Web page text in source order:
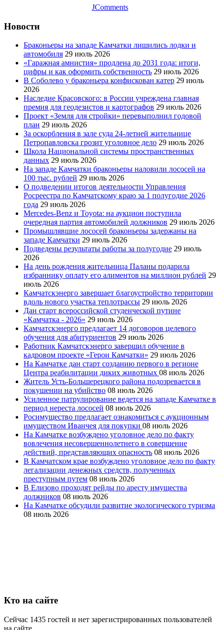
JComments
Новости
Браконьеры на западе Камчатки лишились лодки и
автомобиля 29 июль 2026
«Гаражная амнистия» продлена до 2031 года: итоги,
цифры и как оформить собственность 29 июль 2026
В Соболево у браконьера конфискован катер 29 июль
2026
Наследие Красовского: в России учреждена главная
премия для геодезистов и картографов 29 июль 2026
Проект «Земля для стройки» перевыполнил годовой
план 29 июль 2026
За оскорбления в зале суда 24-летней жительнице
Петропавловска грозит уголовное дело 29 июль 2026
Школа Национальной системы пространственных
данных 29 июль 2026
На западе Камчатки браконьеры наловили лососей на
100 тыс. рублей 29 июль 2026
О подведении итогов деятельности Управления
Росреестра по Камчатскому краю за 1 полугодие 2026
года 29 июль 2026
Mercedes-Benz и Toyota: на аукцион поступила
очередная партия автомобилей должников 29 июль 2026
Промышлявшие лососей браконьеры задержаны на
западе Камчатки 29 июль 2026
Подведены результаты работы за полугодие 29 июль
2026
На день рождения жительница Паланы подарила
избраннику оплату его алиментов на миллион рублей 29
июль 2026
Камчатскэнерго завершает благоустройство территории
вдоль нового участка теплотрассы 29 июль 2026
Дан старт всероссийской студенческой путине
«Камчатка - 2026» 29 июль 2026
Камчатскэнерго предлагает 14 договоров целевого
обучения для абитуриентов 29 июль 2026
Работник Камчатскэнерго завершил обучение в
кадровом проекте «Герои Камчатки» 29 июль 2026
На Камчатке дан старт созданию первого в регионе
Центра реабилитации диких животных 08 июль 2026
Житель Усть-Большерецкого района подозревается в
покушении на убийство 08 июль 2026
Усиленное патрулирование ведется на западе Камчатке в
период нереста лососей 08 июль 2026
Росимущество предлагает ознакомиться с аукционным
имуществом Иванчея для покупки 08 июль 2026
На Камчатке возбуждено уголовное дело по факту
вовлечения несовершеннолетнего в совершение
действий, представляющих опасность 08 июль 2026
В Камчатском крае возбуждено уголовное дело по факту
легализации денежных средств, полученных
преступным путем 08 июль 2026
В Елизово проходят рейды по аресту имущества
должников 08 июль 2026
На Камчатке обсудили развитие экологического туризма
08 июль 2026
Кто на сайте
Сейчас 1435 гостей и нет зарегистрированных пользователей
на сайте